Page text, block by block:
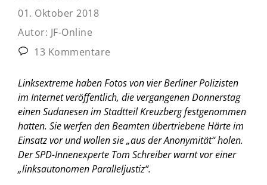
01. Oktober 2018
Autor: JF-Online
13 Kommentare
Linksextreme haben Fotos von vier Berliner Polizisten
im Internet veröffentlich, die vergangenen Donnerstag
einen Sudanesen im Stadtteil Kreuzberg festgenommen
hatten. Sie werfen den Beamten übertriebene Härte im
Einsatz vor und wollen sie „aus der Anonymität“ holen.
Der SPD-Innenexperte Tom Schreiber warnt vor einer
„linksautonomen Paralleljustiz“.